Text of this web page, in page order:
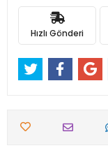
Hızlı Gönderi